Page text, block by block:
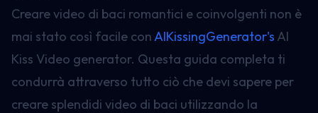
Creare video di baci romantici e coinvolgenti non è
mai stato così facile conAIKissingGenerator's AI
Kiss Video generator. Questa guida completa ti
condurrà attraverso tutto ciò che devi sapere per
creare splendidi video di baci utilizzando la